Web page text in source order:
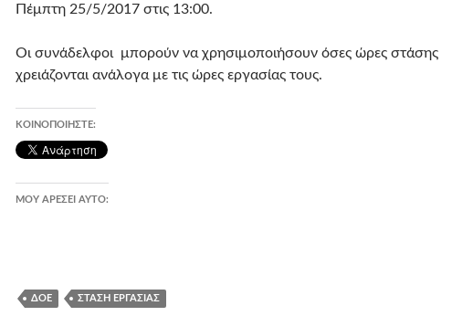
Πέμπτη 25/5/2017 στις 13:00.
Οι συνάδελφοι μπορούν να χρησιμοποιήσουν όσες ώρες στάσης
χρειάζονται ανάλογα με τις ώρες εργασίας τους.
ΚΟΙΝΟΠΟΙΉΣΤΕ:
ΜΟΥ ΑΡΈΣΕΙ ΑΥΤΌ:
ΔΟΕ ΣΤΆΣΗ ΕΡΓΑΣΊΑΣ